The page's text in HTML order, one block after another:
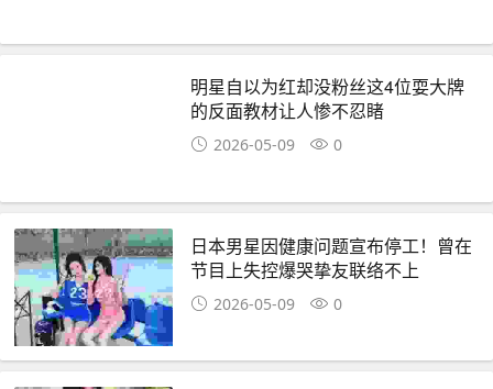
明星自以为红却没粉丝这4位耍大牌
的反面教材让人惨不忍睹
2026-05-09 0
日本男星因健康问题宣布停工！曾在
节目上失控爆哭挚友联络不上
2026-05-09 0